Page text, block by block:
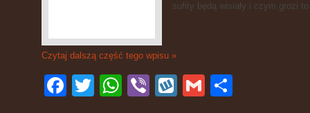
sufity będą wisiały i czym grozi
Czytaj dalszą część tego wpisu »
Facebook
Twitter WhatsApp
Viber WykopGmail